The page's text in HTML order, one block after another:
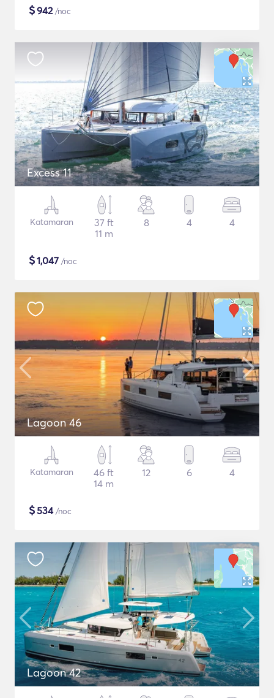
$942/noc
Excess 11
Katamaran
37 ft
11 m
8 4 4
$1,047 /noc
Lagoon 46
Katamaran
46 ft
14 m
12 6 4
$534/noc
Lagoon 42